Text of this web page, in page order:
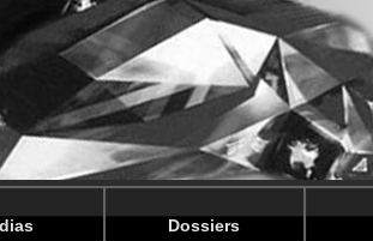
V2.php on line69
V2.phpon line73
Dossiers